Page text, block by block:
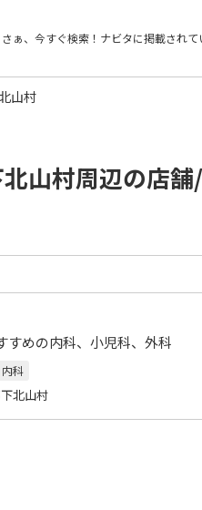
さぁ、今すぐ検索！ ナビタに掲載されて
山村
山村周辺の店舗/
すめの内科、小児科、外科
内科
北山村